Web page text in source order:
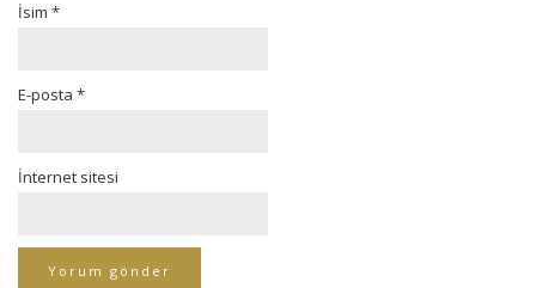
İsim *
E-posta *
İnternet sitesi